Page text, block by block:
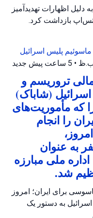
مظنون ۴۴ ساله را به دلیل اظهارات تهدیدآمیز
بازداشت کرد.
ماسوئیم پلیس اسرائیل
• 5 ساعت پیش جدید
تروریسم و
(شاباک)
که مأموریت‌های
را انجام
به عنوان
ملی مبارزه
شد.
برای ایران؛ امروز
به دستور یک